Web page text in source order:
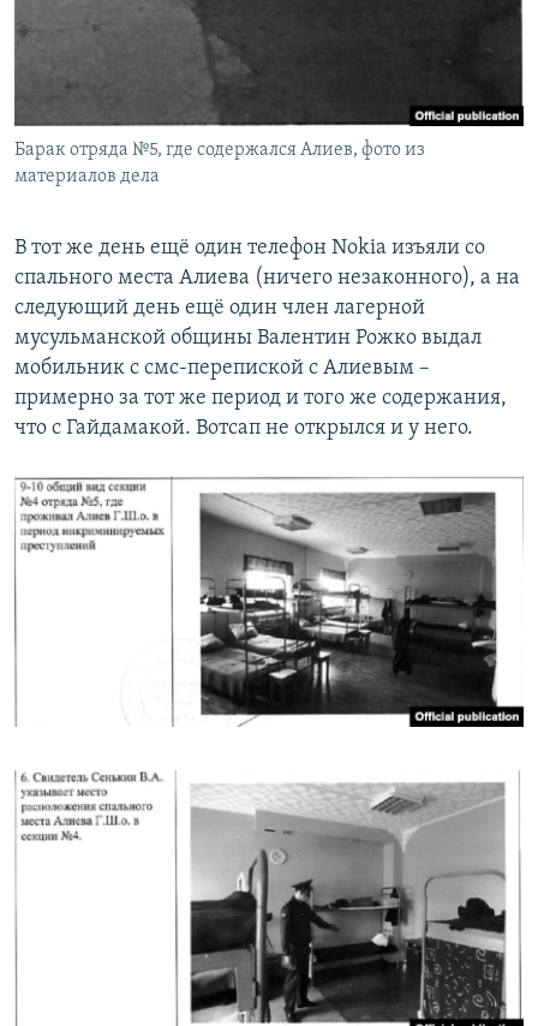
Барак отряда №5, где содержался Алиев, фото из
материалов дела
В тот же день ещё один телефон Nokia изъяли со
спального места Алиева (ничего незаконного), а на
следующий день ещё один член лагерной
мусульманской общины Валентин Рожко выдал
мобильник с смс-перепиской с Алиевым –
примерно за тот же период и того же содержания,
что с Гайдамакой. Вотсап не открылся и у него.